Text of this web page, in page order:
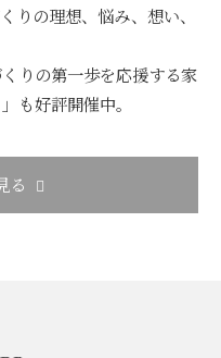
りの理想、悩み、想い、
りの第一歩を応援する家
も好評開催中。
る